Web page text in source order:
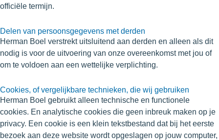
officiële termijn.
Delen van persoonsgegevens met derden
Herman Boel verstrekt uitsluitend aan derden en alleen als dit
nodig is voor de uitvoering van onze overeenkomst met jou of
om te voldoen aan een wettelijke verplichting.
Cookies, of vergelijkbare technieken, die wij gebruiken
Herman Boel gebruikt alleen technische en functionele
cookies. En analytische cookies die geen inbreuk maken op je
privacy. Een cookie is een klein tekstbestand dat bij het eerste
bezoek aan deze website wordt opgeslagen op jouw computer,